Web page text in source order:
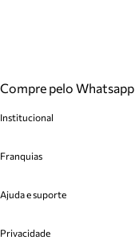
Compre pelo Whatsapp
Institucional
Cashback
Venda Corporativa
Franquias
Plano de Negócio
Ajuda e suporte
Privacidade